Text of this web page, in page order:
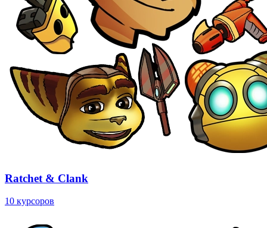
Ratchet & Clank
10 курсоров